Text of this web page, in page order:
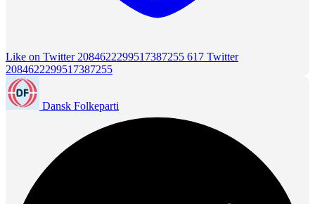
Like on Twitter 2084622299517387255 617 Twitter
2084622299517387255
Dansk Folkeparti